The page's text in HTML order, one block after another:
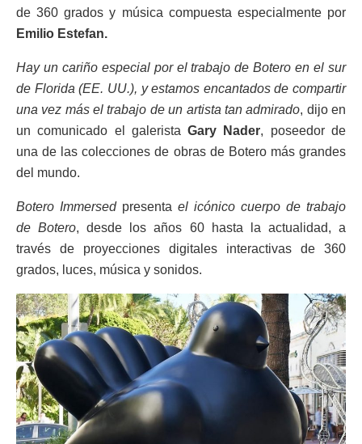
de 360 grados y música compuesta especialmente por
Emilio Estefan.
Hay un cariño especial por el trabajo de Botero en el sur
de Florida (EE. UU.), y estamos encantados de compartir
una vez más el trabajo de un artista tan admirado, dijo en
un comunicado el galeristaGary Nader, poseedor de
una de las colecciones de obras de Botero más grandes
del mundo.
Botero Immersed presenta el icónico cuerpo de trabajo
de Botero, desde los años 60 hasta la actualidad, a
través de proyecciones digitales interactivas de 360
grados, luces, música y sonidos.